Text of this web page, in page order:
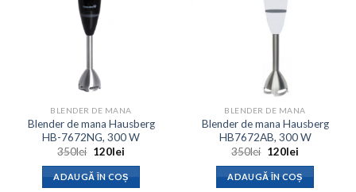
BLENDER DE MANA
Blender de mana Hausberg
HB-7672NG, 300 W
350lei Prețul
a
fost:
120leiPrețul
este:
120lei.
ADAUGĂ ÎN COȘ
BLENDER DE MANA
Blender de mana Hausberg
HB7672AB, 300 W
350lei Prețul
a
fost:
120leiPrețul
este:
120lei.
ADAUGĂ ÎN COȘ